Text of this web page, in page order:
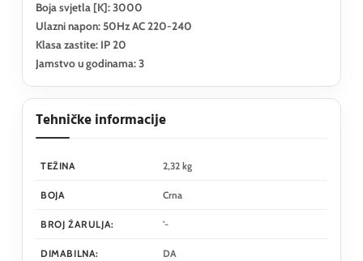
Boja svjetla [K]: 3000
Ulazni napon: 50Hz AC 220-240
Klasa zastite: IP 20
Jamstvo u godinama: 3
Tehničke informacije
TEŽINA 2,32 kg
BOJA Crna
BROJ ŽARULJA: '-
DIMABILNA: DA